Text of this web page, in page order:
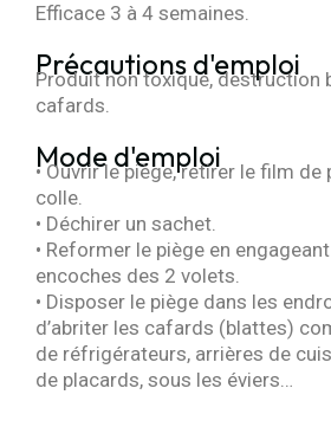
Efficace 3 à 4 semaines.
Précautions d'emploi
Produit non toxique, destruction
cafards.
Mode d'emploi
• Ouvrir le piège, retirer le film
colle.
• Déchirer un sachet.
• Reformer le piège en
encoches des 2 volets.
• Disposer le piège dans les
d’abriter les cafards (blattes)
de réfrigérateurs, arrières de
de placards, sous les éviers…